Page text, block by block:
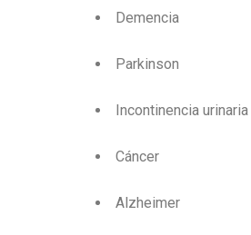
Demencia
Parkinson
Incontinencia
Cáncer
Alzheimer